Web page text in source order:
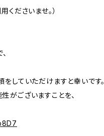
くださいませ。）
していただけますと幸いです。
がございますことを、